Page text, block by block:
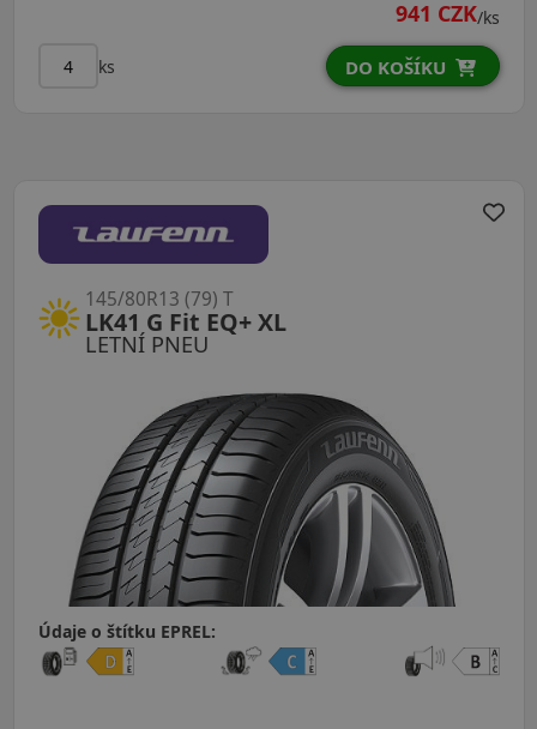
941 CZK/ks
ks DO KOŠÍKU
LETNÍ PNEU
LK41 G Fit EQ+ XL
145/80R13 (79) T
Údaje o štítku EPREL: